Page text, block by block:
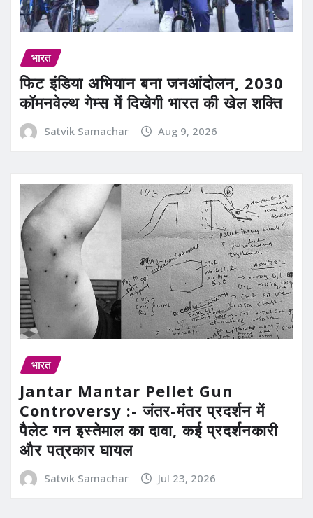
भारत
फिट इंडिया अभियान बना जनआंदोलन, 2030
कॉमनवेल्थ गेम्स में दिखेगी भारत की खेल शक्ति
Satvik Samachar Aug 9, 2026
भारत
Jantar Mantar Pellet Gun
Controversy :- जंतर-मंतर प्रदर्शन में
पैलेट गन इस्तेमाल का दावा, कई प्रदर्शनकारी
और पत्रकार घायल
Satvik Samachar Jul 23, 2026